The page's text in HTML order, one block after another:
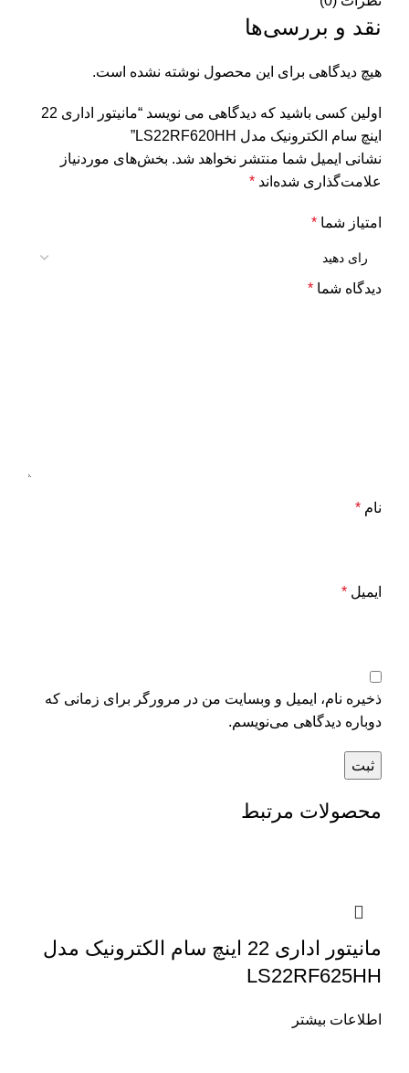
نقد و بررسی‌ها
هیچ دیدگاهی برای این محصول نوشته نشده است.
اولین کسی باشید که دیدگاهی می نویسد “مانیتور اداری 22
اینچ سام الکترونیک مدل LS22RF620HH”
نشانی ایمیل شما منتشر نخواهد شد. بخش‌های موردنیاز
علامت‌گذاری شده‌اند *
امتیاز شما *
دیدگاه شما *
نام *
ایمیل *
ذخیره نام، ایمیل و وبسایت من در مرورگر برای زمانی که
دوباره دیدگاهی می‌نویسم.
محصولات مرتبط
مانیتور اداری 22 اینچ سام الکترونیک مدل
LS22RF625HH
اطلاعات بیشتر